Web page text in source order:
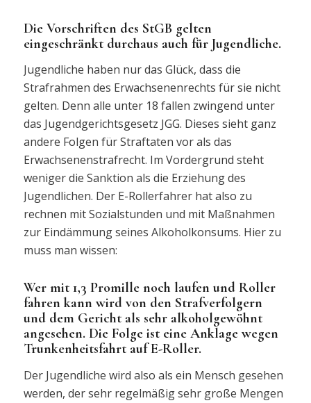
Die Vorschriften des StGB gelten
eingeschränkt durchaus auch für Jugendliche.
Jugendliche haben nur das Glück, dass die
Strafrahmen des Erwachsenenrechts für sie nicht
gelten. Denn alle unter 18 fallen zwingend unter
das Jugendgerichtsgesetz JGG. Dieses sieht ganz
andere Folgen für Straftaten vor als das
Erwachsenenstrafrecht. Im Vordergrund steht
weniger die Sanktion als die Erziehung des
Jugendlichen. Der E-Rollerfahrer hat also zu
rechnen mit Sozialstunden und mit Maßnahmen
zur Eindämmung seines Alkoholkonsums. Hier zu
muss man wissen:
Wer mit 1,3 Promille noch laufen und Roller
fahren kann wird von den Strafverfolgern
und dem Gericht als sehr alkoholgewöhnt
angesehen. Die Folge ist eine Anklage wegen
Trunkenheitsfahrt auf E-Roller.
Der Jugendliche wird also als ein Mensch gesehen
werden, der sehr regelmäßig sehr große Mengen